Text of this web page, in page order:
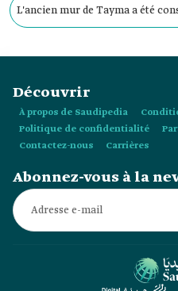
L'ancien mur de Tayma a été
Découvrir
À propos de Saudipedia
Politique de confidentialité
Contactez-nous
Carrières
Abonnez-vous à la